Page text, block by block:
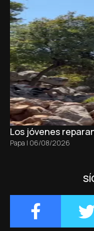
Los jóvenes
Papa | 06/08/2026